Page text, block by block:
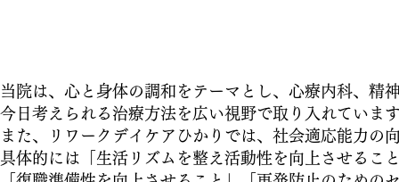
当院は、心と身体の調和をテーマとし、心療内科、精
今日考えられる治療方法を広い視野で取り入れていま
また、リワークデイケアひかりでは、社会適応能力の
具体的には「生活リズムを整え活動性を向上させるこ